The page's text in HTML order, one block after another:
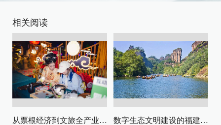
相关阅读
从票根经济到文旅全产业链升级 数字生态文明建设的福建路径与启示